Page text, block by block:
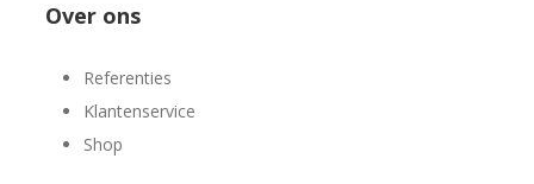
Over ons
Referenties
Klantenservice
Shop